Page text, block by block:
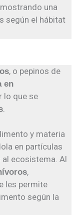
una
según el hábitat
, o pepinos de
en
lo que se
y materia
en partículas
ecosistema. Al
,
les permite
según la